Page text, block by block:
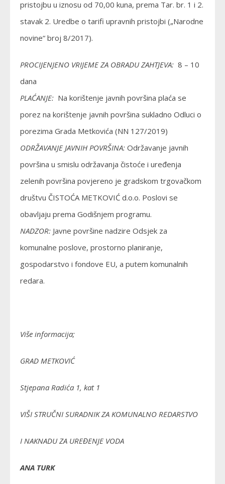
pristojbu u iznosu od 70,00 kuna, prema Tar. br. 1 i 2.
stavak 2. Uredbe o tarifi upravnih pristojbi („Narodne
novine“ broj 8/2017).
PROCIJENJENO VRIJEME ZA OBRADU ZAHTJEVA: 8 – 10
dana
PLAĆANJE: Na korištenje javnih površina plaća se
porez na korištenje javnih površina sukladno Odluci o
porezima Grada Metkovića (NN 127/2019)
ODRŽAVANJE JAVNIH POVRŠINA: Održavanje javnih
površina u smislu održavanja čistoće i uređenja
zelenih površina povjereno je gradskom trgovačkom
društvu ČISTOĆA METKOVIĆ d.o.o. Poslovi se
obavljaju prema Godišnjem programu.
NADZOR: Javne površine nadzire Odsjek za
komunalne poslove, prostorno planiranje,
gospodarstvo i fondove EU, a putem komunalnih
redara.
Više informacija;
GRAD METKOVIĆ
Stjepana Radića 1, kat 1
VIŠI STRUČNI SURADNIK ZA KOMUNALNO REDARSTVO
I NAKNADU ZA UREĐENJE VODA
ANA TURK